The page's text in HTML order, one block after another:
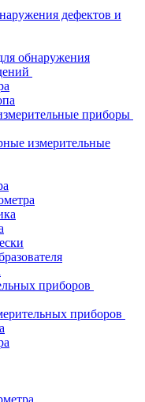
дефектов и
обнаружения
приборы
измерительные
приборов
приборов